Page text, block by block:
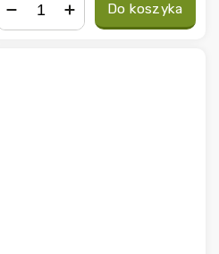
Do koszyka